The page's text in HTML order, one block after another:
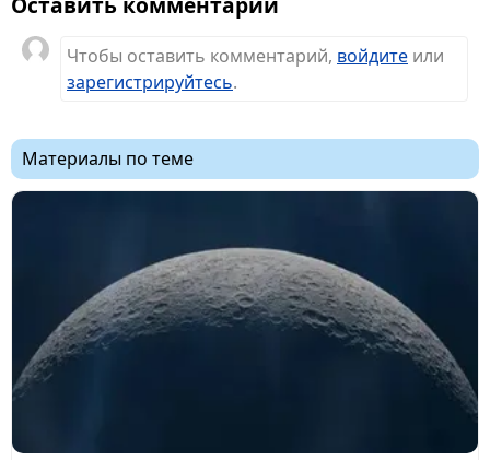
Чтобы оставить комментарий, войдите или
зарегистрируйтесь.
Материалы по теме